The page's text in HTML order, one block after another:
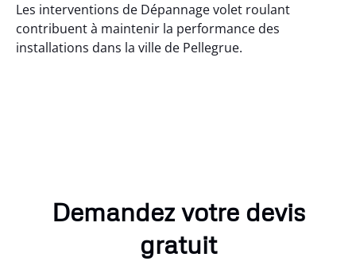
Les interventions de Dépannage volet roulant
contribuent à maintenir la performance des
installations dans la ville de Pellegrue.
Demandez votre devis
gratuit